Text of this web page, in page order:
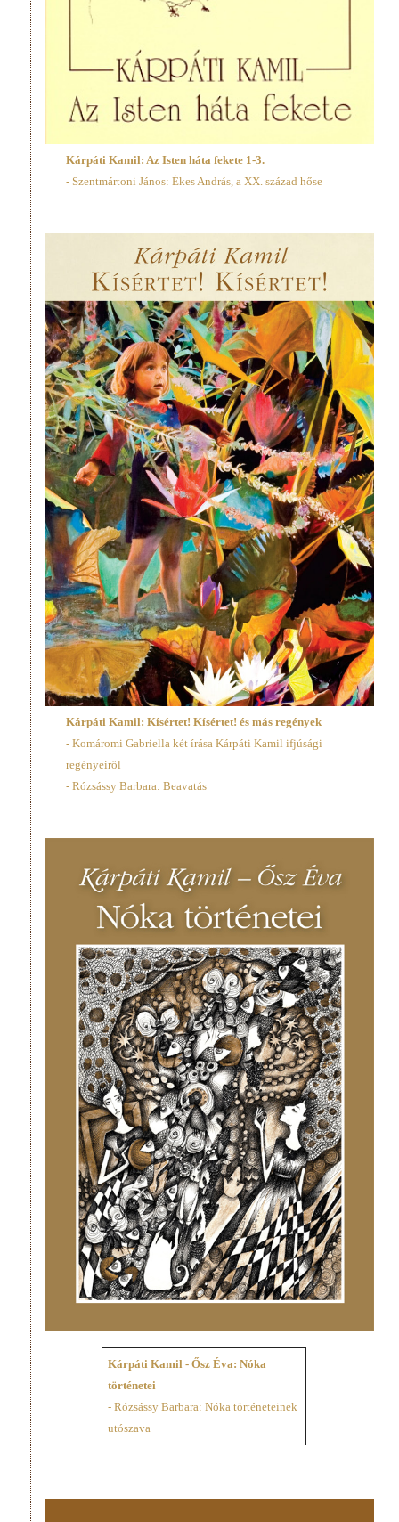
Kárpáti Kamil: Az Isten háta fekete 1-3.
- Szentmártoni János: Ékes András, a XX. század hőse
Kárpáti Kamil: Kísértet! Kísértet! és más regények
- Komáromi Gabriella két írása Kárpáti Kamil ifjúsági
regényeiről
- Rózsássy Barbara: Beavatás
Kárpáti Kamil - Ősz Éva: Nóka
történetei
- Rózsássy Barbara: Nóka történeteinek
utószava